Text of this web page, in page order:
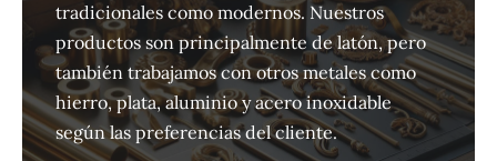
tradicionales como modernos. Nuestros
productos son principalmente de latón, pero
también trabajamos con otros metales como
hierro, plata, aluminio y acero inoxidable
según las preferencias del cliente.